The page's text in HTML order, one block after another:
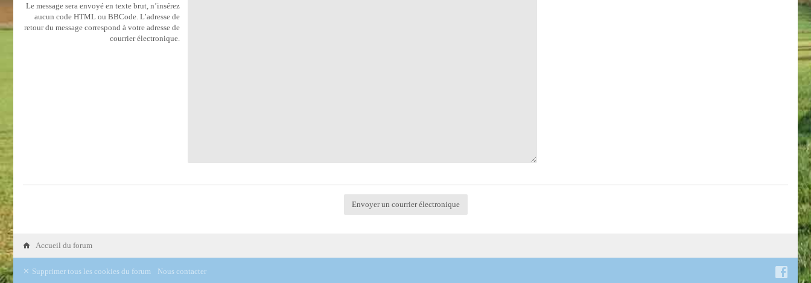
Le message sera envoyé en texte brut, n’insérez
aucun code HTML ou BBCode. L’adresse de
retour du message correspond à votre adresse de
courrier électronique.
Accueil du forum
Supprimer tous les cookies du forum Nous contacter